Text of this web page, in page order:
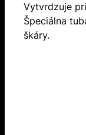
Vytvrdzuje
Špeciálna
škáry.